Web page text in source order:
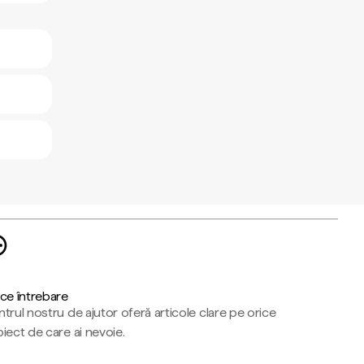
întrebare
nostru de ajutor oferă articole clare pe orice
de care ai nevoie.